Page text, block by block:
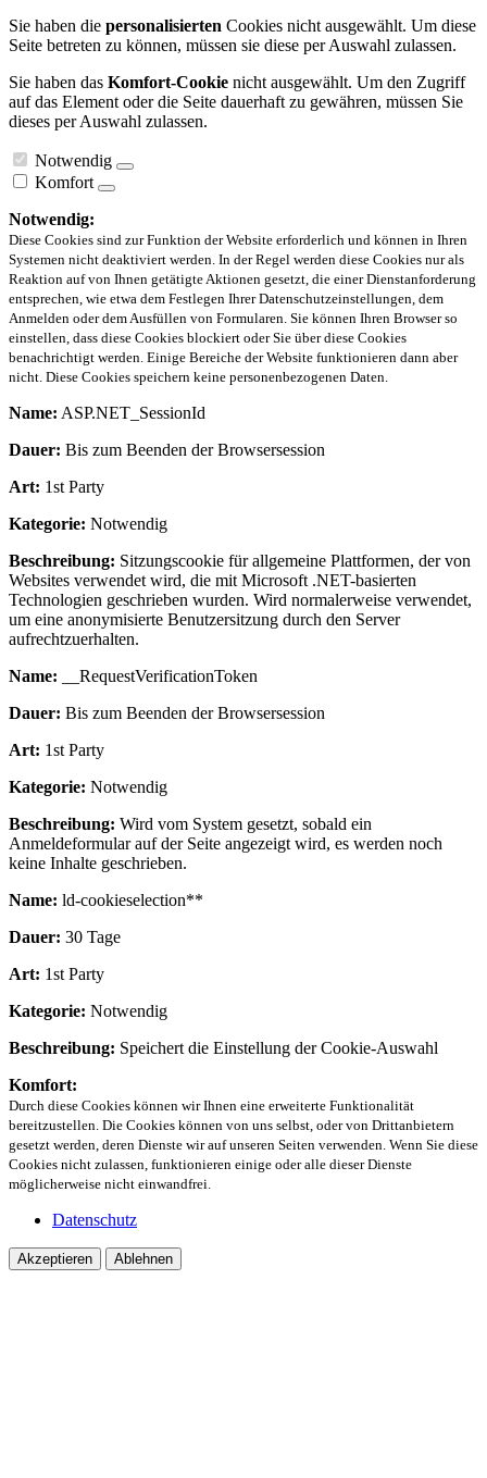
Sie haben die personalisierten Cookies nicht ausgewählt. Um diese
Seite betreten zu können, müssen sie diese per Auswahl zulassen.
Sie haben das Komfort-Cookie nicht ausgewählt. Um den Zugriff
auf das Element oder die Seite dauerhaft zu gewähren, müssen Sie
dieses per Auswahl zulassen.
Notwendig
Komfort
Notwendig:
Diese Cookies sind zur Funktion der Website erforderlich und können in Ihren
Systemen nicht deaktiviert werden. In der Regel werden diese Cookies nur als
Reaktion auf von Ihnen getätigte Aktionen gesetzt, die einer Dienstanforderung
entsprechen, wie etwa dem Festlegen Ihrer Datenschutzeinstellungen, dem
Anmelden oder dem Ausfüllen von Formularen. Sie können Ihren Browser so
einstellen, dass diese Cookies blockiert oder Sie über diese Cookies
benachrichtigt werden. Einige Bereiche der Website funktionieren dann aber
nicht. Diese Cookies speichern keine personenbezogenen Daten.
Name: ASP.NET_SessionId
Dauer: Bis zum Beenden der Browsersession
Art: 1st Party
Kategorie: Notwendig
Beschreibung: Sitzungscookie für allgemeine Plattformen, der von
Websites verwendet wird, die mit Microsoft .NET-basierten
Technologien geschrieben wurden. Wird normalerweise verwendet,
um eine anonymisierte Benutzersitzung durch den Server
aufrechtzuerhalten.
Name: __RequestVerificationToken
Dauer: Bis zum Beenden der Browsersession
Art: 1st Party
Kategorie: Notwendig
Beschreibung: Wird vom System gesetzt, sobald ein
Anmeldeformular auf der Seite angezeigt wird, es werden noch
keine Inhalte geschrieben.
Name: ld-cookieselection**
Dauer: 30 Tage
Art: 1st Party
Kategorie: Notwendig
Beschreibung: Speichert die Einstellung der Cookie-Auswahl
Komfort:
Durch diese Cookies können wir Ihnen eine erweiterte Funktionalität
bereitzustellen. Die Cookies können von uns selbst, oder von Drittanbietern
gesetzt werden, deren Dienste wir auf unseren Seiten verwenden. Wenn Sie diese
Cookies nicht zulassen, funktionieren einige oder alle dieser Dienste
möglicherweise nicht einwandfrei.
Datenschutz
Akzeptieren Ablehnen